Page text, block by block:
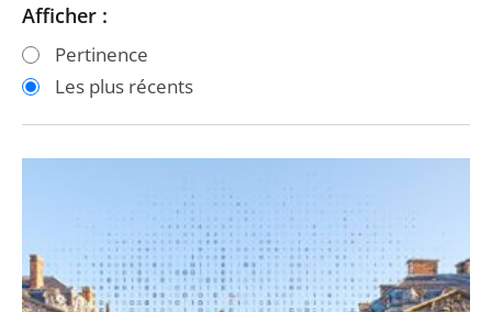
Passer
les
filtres
Passer
les
filtres
Afficher :
Pertinence
Les plus récents
poursuit
sa